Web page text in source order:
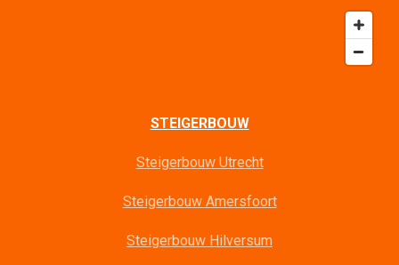
STEIGERBOUW
Steigerbouw Utrecht
Steigerbouw Amersfoort
Steigerbouw Hilversum